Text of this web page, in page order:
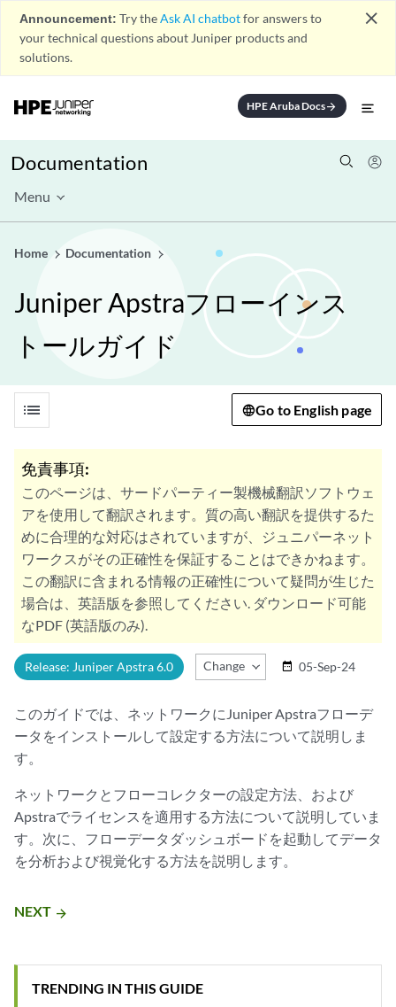
Announcement: Try theAsk AI chatbotfor answers to
your technical questions about Juniper products and
solutions.
close
HPE Aruba Docsarrow_forward
Documentation
Menu
Home Documentation
Juniper Apstraフローインス
トールガイド
list Go to English page
免責事項:
このページは、サードパーティー製機械翻訳ソフトウェ
アを使用して翻訳されます。質の高い翻訳を提供するた
めに合理的な対応はされていますが、ジュニパーネット
ワークスがその正確性を保証することはできかねます。
この翻訳に含まれる情報の正確性について疑問が生じた
場合は、英語版を参照してください. ダウンロード可能
なPDF (英語版のみ).
Release: Juniper Apstra 6.0 Change Release
date_range 05-Sep-24
このガイドでは、ネットワークにJuniper Apstraフローデ
ータをインストールして設定する方法について説明しま
す。
ネットワークとフローコレクターの設定方法、および
Apstraでライセンスを適用する方法について説明していま
す。次に、フローデータダッシュボードを起動してデータ
を分析および視覚化する方法を説明します。
NEXT arrow_forward
TRENDING IN THIS GUIDE